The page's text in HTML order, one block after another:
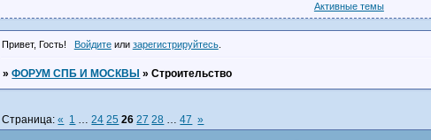
Активные темы
Привет, Гость! Войдитеили зарегистрируйтесь.
»ФОРУМ СПБ И МОСКВЫ »Строительство
Страница:« 1 … 24 25 26 27 28 … 47 »